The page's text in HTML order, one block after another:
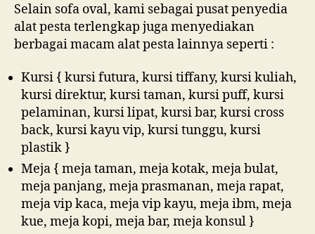
Selain sofa oval, kami sebagai pusat penyedia
alat pesta terlengkap juga menyediakan
berbagai macam alat pesta lainnya seperti :
Kursi { kursi futura, kursi tiffany, kursi kuliah,
kursi direktur, kursi taman, kursi puff, kursi
pelaminan, kursi lipat, kursi bar, kursi cross
back, kursi kayu vip, kursi tunggu, kursi
plastik }
Meja { meja taman, meja kotak, meja bulat,
meja panjang, meja prasmanan, meja rapat,
meja vip kaca, meja vip kayu, meja ibm, meja
kue, meja kopi, meja bar, meja konsul }